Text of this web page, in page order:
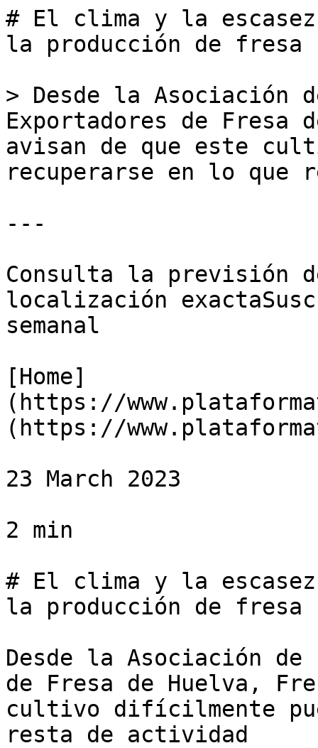
# El clima y la escasez
la producción de fresa
> Desde la Asociación
Exportadores de Fresa
avisan de que este
recuperarse en lo que
---
Consulta la previsión
localización
semanal
[Home]
(https://
(https://
23 March 2023
2 min
# El clima y la escasez
la producción de fresa
Desde la Asociación de
de Fresa de Huelva,
cultivo difícilmente
resta de actividad